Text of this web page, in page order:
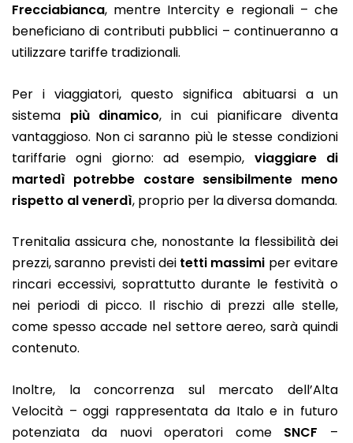
Frecciabianca, mentre Intercity e regionali – che
beneficiano di contributi pubblici – continueranno a
utilizzare tariffe tradizionali.
Per i viaggiatori, questo significa abituarsi a un
sistema più dinamico, in cui pianificare diventa
vantaggioso. Non ci saranno più le stesse condizioni
tariffarie ogni giorno: ad esempio, viaggiare di
martedì potrebbe costare sensibilmente meno
rispetto al venerdì, proprio per la diversa domanda.
Trenitalia assicura che, nonostante la flessibilità dei
prezzi, saranno previsti dei tetti massimi per evitare
rincari eccessivi, soprattutto durante le festività o
nei periodi di picco. Il rischio di prezzi alle stelle,
come spesso accade nel settore aereo, sarà quindi
contenuto.
Inoltre, la concorrenza sul mercato dell’Alta
Velocità – oggi rappresentata da Italo e in futuro
potenziata da nuovi operatori come SNCF –